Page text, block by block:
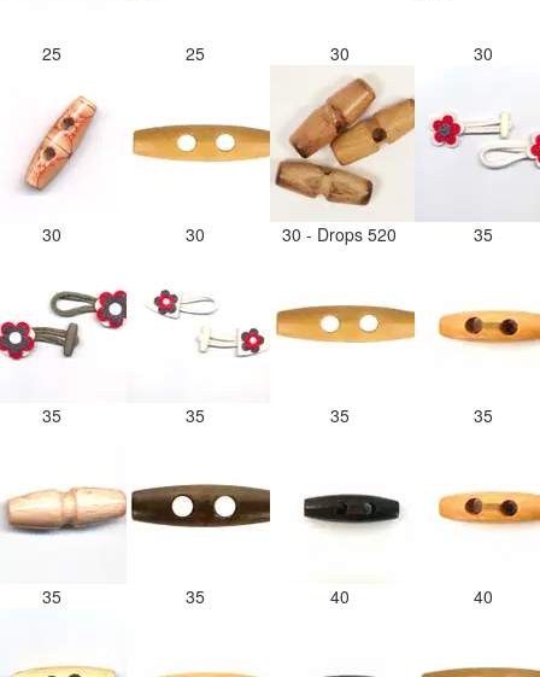
25 25 30 30
30 30 30 - Drops 520 35
35 35 35 35
35 35 40 40